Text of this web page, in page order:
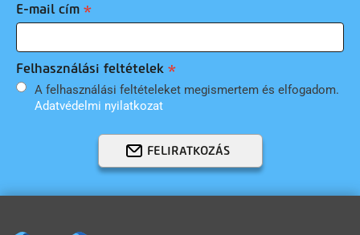
E-mail cím
Felhasználási feltételek
A felhasználási feltételeket megismertem és elfogadom.
Adatvédelmi nyilatkozat
FELIRATKOZÁS